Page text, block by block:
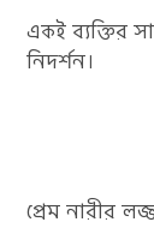
একই ব্যক্তির
নিদর্শন।
প্রেম নারীর